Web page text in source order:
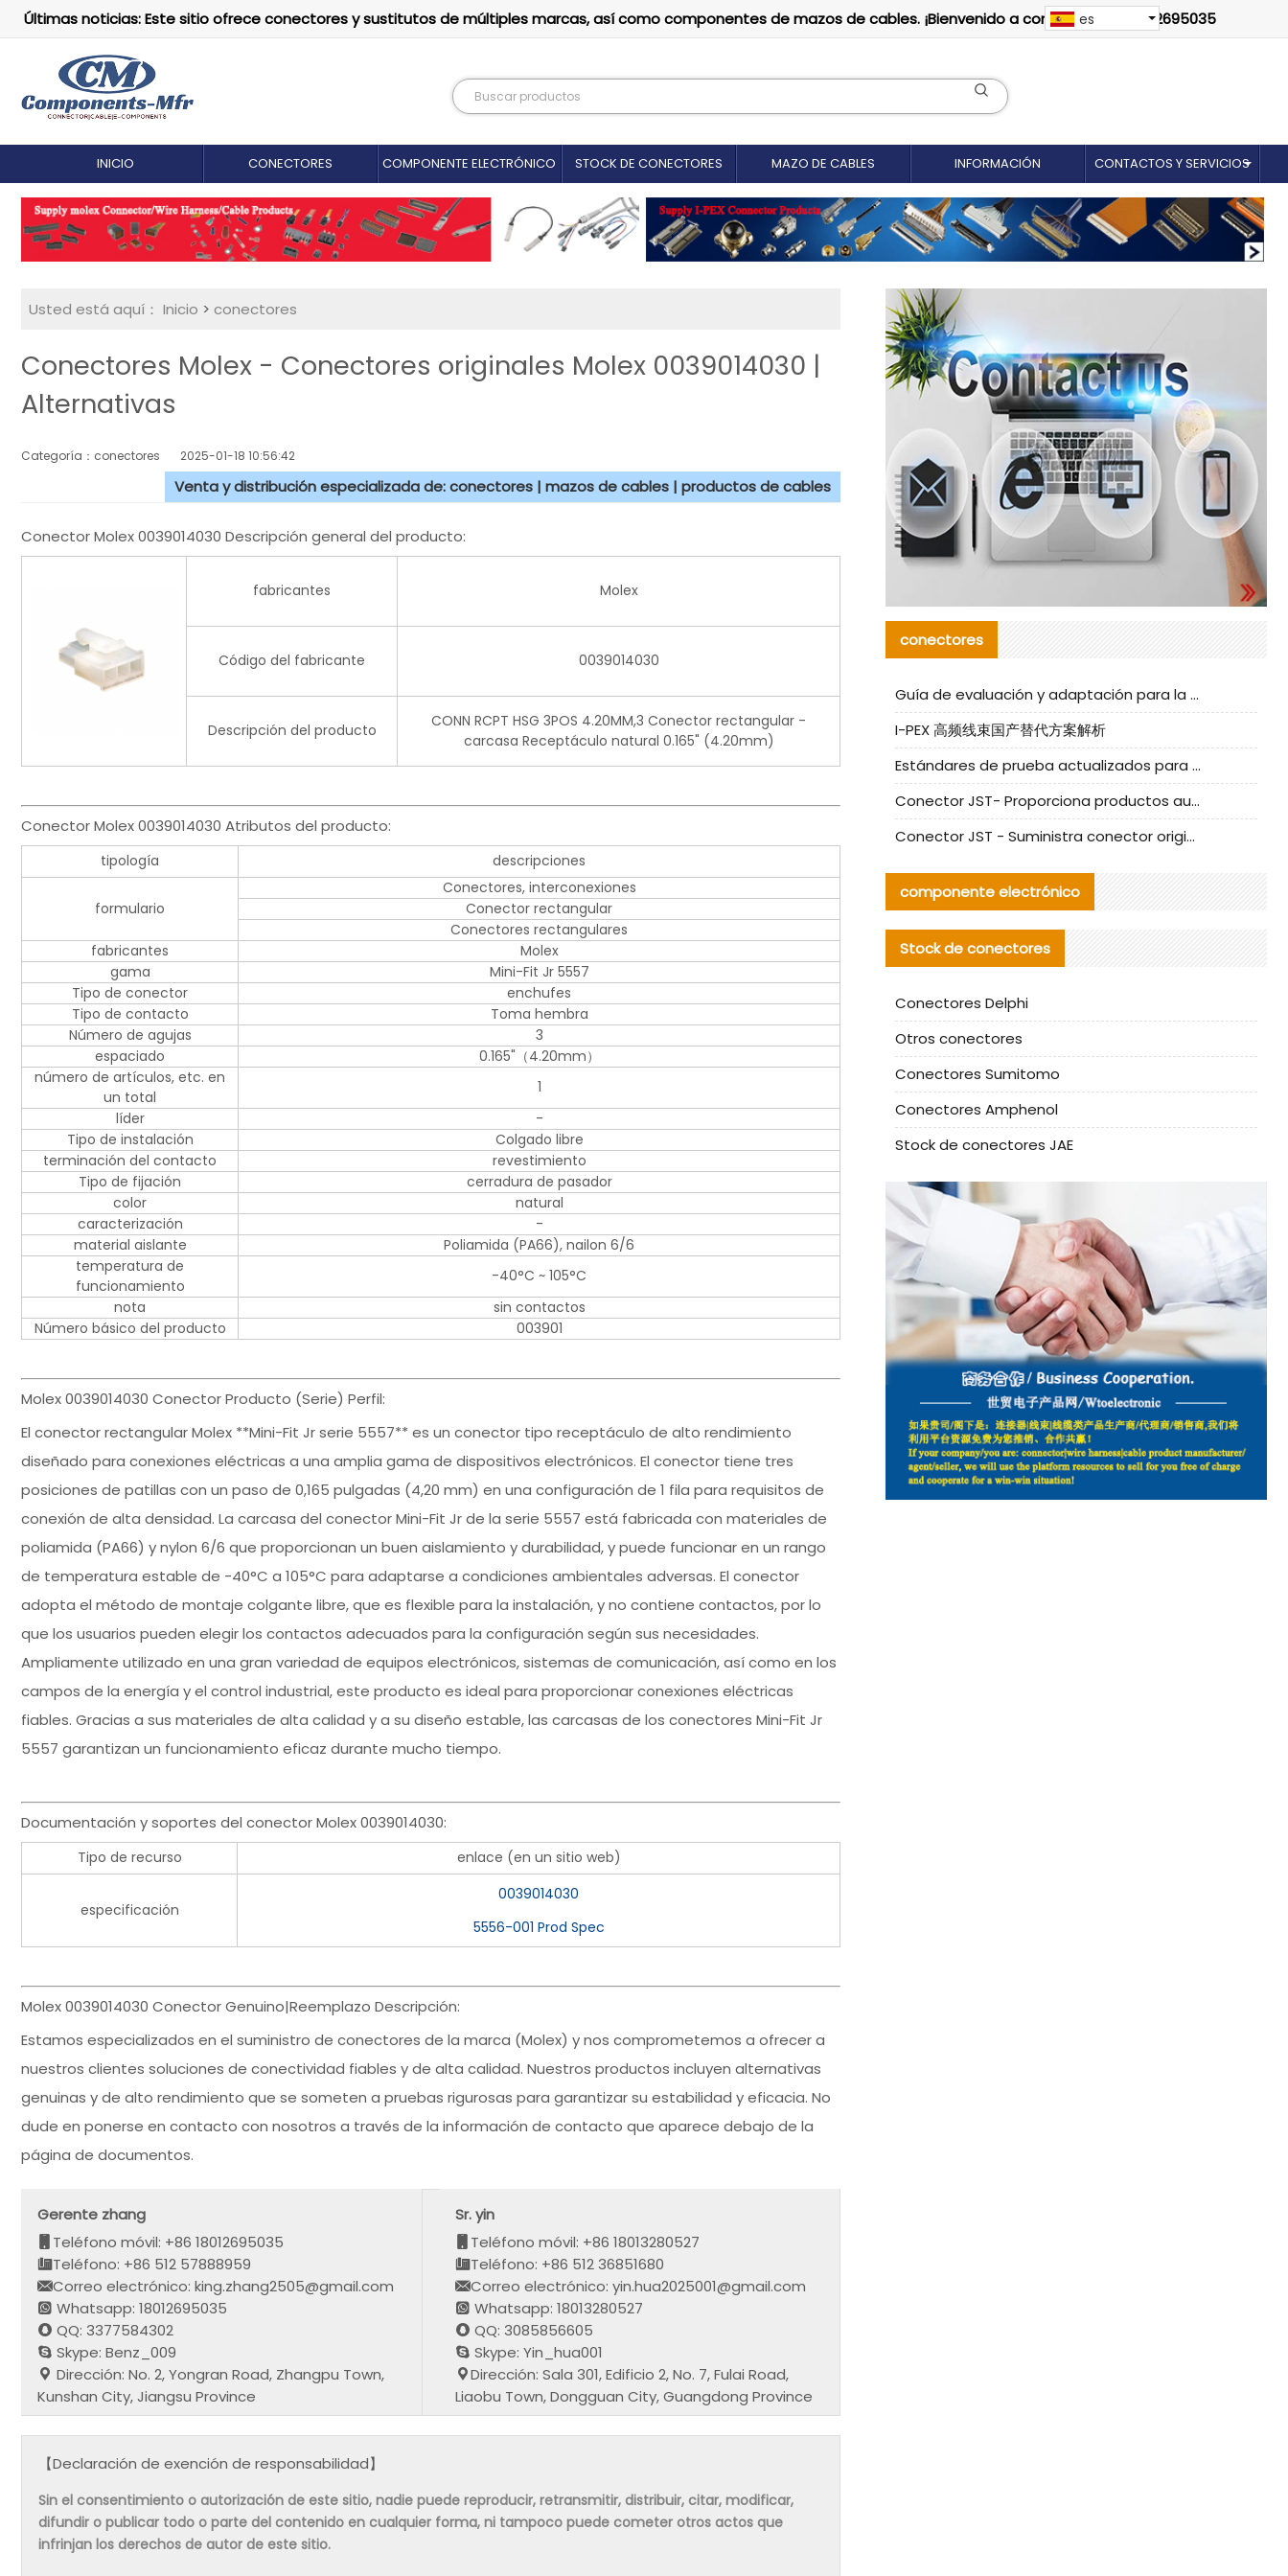
Últimas noticias: Este sitio ofrece conectores y sustitutos de múltiples marcas, así como componentes de mazos de cables. ¡Bienvenido a contactarnos: 18012695035
es
INICIO CONECTORES COMPONENTE ELECTRÓNICO STOCK DE CONECTORES MAZO DE CABLES INFORMACIÓN CONTACTOS Y SERVICIOS
Usted está aquí： Inicio > conectores
Conectores Molex - Conectores originales Molex 0039014030 |
Alternativas
Categoría：conectores 2025-01-18 10:56:42
Venta y distribución especializada de: conectores | mazos de cables | productos de cables
Conector Molex 0039014030 Descripción general del producto:
fabricantes Molex
Código del fabricante 0039014030
Descripción del producto
CONN RCPT HSG 3POS 4.20MM,3 Conector rectangular -
carcasa Receptáculo natural 0.165" (4.20mm)
Conector Molex 0039014030 Atributos del producto:
tipología descripciones
formulario
Conectores, interconexiones
Conector rectangular
Conectores rectangulares
fabricantes
Molex
gama
Mini-Fit Jr 5557
Tipo de conector
enchufes
Tipo de contacto
Toma hembra
Número de agujas
3
espaciado
0.165"（4.20mm）
número de artículos, etc. en
un total
1
líder
-
Tipo de instalación
Colgado libre
terminación del contacto
revestimiento
Tipo de fijación
cerradura de pasador
color
natural
caracterización
-
material aislante
Poliamida (PA66), nailon 6/6
temperatura de
funcionamiento
-40°C ~ 105°C
nota
sin contactos
Número básico del producto
003901
Molex 0039014030 Conector Producto (Serie) Perfil:
El conector rectangular Molex **Mini-Fit Jr serie 5557** es un conector tipo receptáculo de alto rendimiento
diseñado para conexiones eléctricas a una amplia gama de dispositivos electrónicos. El conector tiene tres
posiciones de patillas con un paso de 0,165 pulgadas (4,20 mm) en una configuración de 1 fila para requisitos de
conexión de alta densidad. La carcasa del conector Mini-Fit Jr de la serie 5557 está fabricada con materiales de
poliamida (PA66) y nylon 6/6 que proporcionan un buen aislamiento y durabilidad, y puede funcionar en un rango
de temperatura estable de -40°C a 105°C para adaptarse a condiciones ambientales adversas. El conector
adopta el método de montaje colgante libre, que es flexible para la instalación, y no contiene contactos, por lo
que los usuarios pueden elegir los contactos adecuados para la configuración según sus necesidades.
Ampliamente utilizado en una gran variedad de equipos electrónicos, sistemas de comunicación, así como en los
campos de la energía y el control industrial, este producto es ideal para proporcionar conexiones eléctricas
fiables. Gracias a sus materiales de alta calidad y a su diseño estable, las carcasas de los conectores Mini-Fit Jr
5557 garantizan un funcionamiento eficaz durante mucho tiempo.
Documentación y soportes del conector Molex 0039014030:
Tipo de recurso enlace (en un sitio web)
especificación
0039014030
5556-001 Prod Spec
Molex 0039014030 Conector Genuino|Reemplazo Descripción:
Estamos especializados en el suministro de conectores de la marca (Molex) y nos comprometemos a ofrecer a
nuestros clientes soluciones de conectividad fiables y de alta calidad. Nuestros productos incluyen alternativas
genuinas y de alto rendimiento que se someten a pruebas rigurosas para garantizar su estabilidad y eficacia. No
dude en ponerse en contacto con nosotros a través de la información de contacto que aparece debajo de la
página de documentos.
Gerente zhang
Teléfono móvil: +86 18012695035
Teléfono: +86 512 57888959
Correo electrónico: king.zhang2505@gmail.com
Whatsapp: 18012695035
QQ: 3377584302
Skype: Benz_009
Dirección: No. 2, Yongran Road, Zhangpu Town,
Kunshan City, Jiangsu Province
Sr. yin
Teléfono móvil: +86 18013280527
Teléfono: +86 512 36851680
Correo electrónico: yin.hua2025001@gmail.com
Whatsapp: 18013280527
QQ: 3085856605
Skype: Yin_hua001
Dirección: Sala 301, Edificio 2, No. 7, Fulai Road,
Liaobu Town, Dongguan City, Guangdong Province
【Declaración de exención de responsabilidad】
Sin el consentimiento o autorización de este sitio, nadie puede reproducir, retransmitir, distribuir, citar, modificar,
difundir o publicar todo o parte del contenido en cualquier forma, ni tampoco puede cometer otros actos que
infrinjan los derechos de autor de este sitio.
conectores
Guía de evaluación y adaptación para la producción en serie de componentes de cables nacionales para CNC Tech
I-PEX 高频线束国产替代方案解析
Estándares de prueba actualizados para conectores nacionales bajo la referencia de CLIFF
Conector JST- Proporciona productos auténticos y alternativos del conector JST NSHR-02V-S
Conector JST - Suministra conector original JST GHR-09V-S | productos alternativos
componente electrónico
Stock de conectores
Conectores Delphi
Otros conectores
Conectores Sumitomo
Conectores Amphenol
Stock de conectores JAE